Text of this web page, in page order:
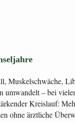
Muskelschwäche,
umwandelt – bei
Kreislauf:
ohne ärztliche